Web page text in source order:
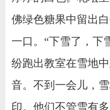
佛绿色糖果中留出
一口。“下雪了，下
纷跑出教室在雪地
音。不到一会儿，
印。他们不管雪有